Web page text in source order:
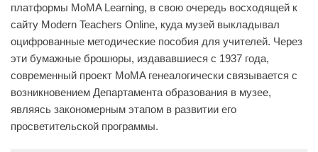
платформы MoMA Learning, в свою очередь восходящей к
сайту Modern Teachers Online, куда музей выкладывал
оцифрованные методические пособия для учителей. Через
эти бумажные брошюры, издававшиеся с 1937 года,
современный проект MoMA генеалогически связывается с
возникновением Департамента образования в музее,
являясь закономерным этапом в развитии его
просветительской программы.